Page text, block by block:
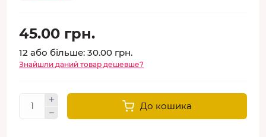
45.00 грн.
12 або більше: 30.00 грн.
Знайшли даний товар дешевше?
До кошика